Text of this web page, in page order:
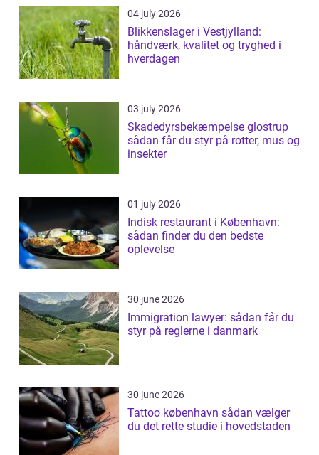
04 july 2026
Blikkenslager i Vestjylland:
håndværk, kvalitet og tryghed i
hverdagen
03 july 2026
Skadedyrsbekæmpelse glostrup
sådan får du styr på rotter, mus og
insekter
01 july 2026
Indisk restaurant i København:
sådan finder du den bedste
oplevelse
30 june 2026
Immigration lawyer: sådan får du
styr på reglerne i danmark
30 june 2026
Tattoo københavn sådan vælger
du det rette studie i hovedstaden